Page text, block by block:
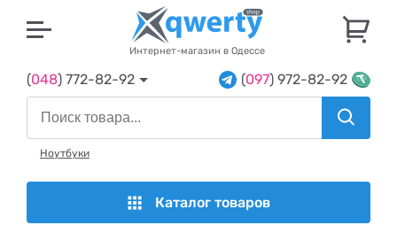
Интернет-магазин в Одессе
(048) 772-82-92 (097) 972-82-92
Ноутбуки
Каталог товаров